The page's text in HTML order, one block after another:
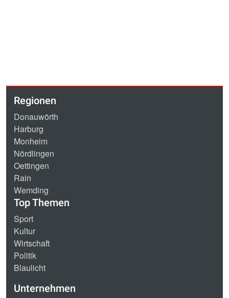
Regionen
Donauwörth
Harburg
Monheim
Nördlingen
Oettingen
Rain
Wemding
Top Themen
Sport
Kultur
Wirtschaft
Politik
Blaulicht
Unternehmen